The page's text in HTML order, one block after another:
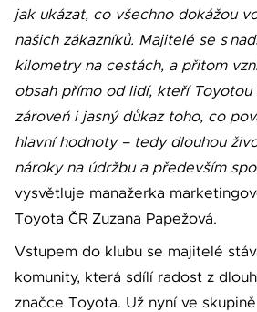
jak ukázat, co všechno dokážou
našich zákazníků. Majitelé se s
kilometry na cestách, a přitom
obsah přímo od lidí, kteří
zároveň i jasný důkaz toho, co
hlavní hodnoty – tedy dlouhou
nároky na údržbu a především
vysvětluje manažerka
Toyota ČR Zuzana Papežová.
Vstupem do klubu se majitelé
komunity, která sdílí radost z
značce Toyota. Už nyní ve